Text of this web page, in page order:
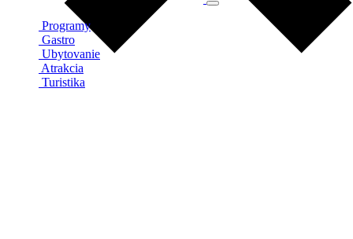
Programy
Gastro
Ubytovanie
Atrakcia
Turistika